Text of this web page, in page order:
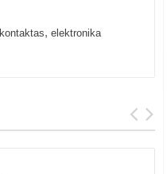
kontaktas, elektronika